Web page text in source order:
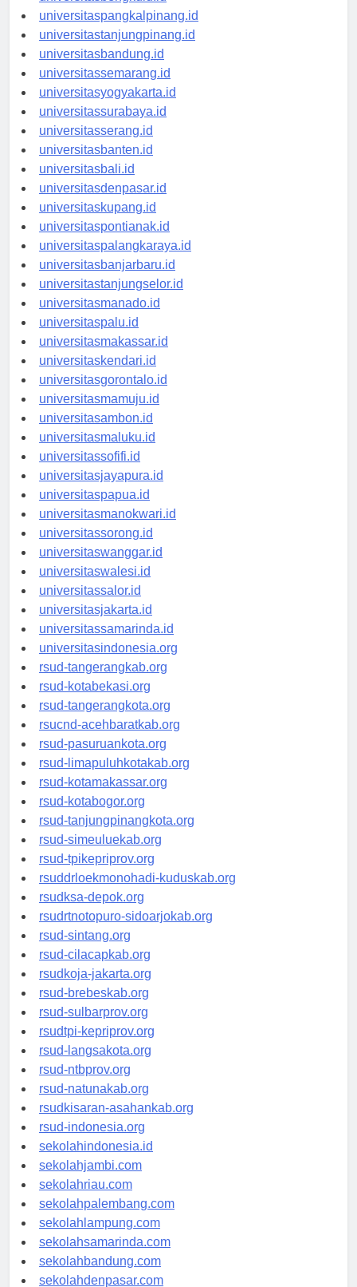
universitasbengkulu.id
universitaspangkalpinang.id
universitastanjungpinang.id
universitasbandung.id
universitassemarang.id
universitasyogyakarta.id
universitassurabaya.id
universitasserang.id
universitasbanten.id
universitasbali.id
universitasdenpasar.id
universitaskupang.id
universitaspontianak.id
universitaspalangkaraya.id
universitasbanjarbaru.id
universitastanjungselor.id
universitasmanado.id
universitaspalu.id
universitasmakassar.id
universitaskendari.id
universitasgorontalo.id
universitasmamuju.id
universitasambon.id
universitasmaluku.id
universitassofifi.id
universitasjayapura.id
universitaspapua.id
universitasmanokwari.id
universitassorong.id
universitaswanggar.id
universitaswalesi.id
universitassalor.id
universitasjakarta.id
universitassamarinda.id
universitasindonesia.org
rsud-tangerangkab.org
rsud-kotabekasi.org
rsud-tangerangkota.org
rsucnd-acehbaratkab.org
rsud-pasuruankota.org
rsud-limapuluhkotakab.org
rsud-kotamakassar.org
rsud-kotabogor.org
rsud-tanjungpinangkota.org
rsud-simeuluekab.org
rsud-tpikepriprov.org
rsuddrloekmonohadi-kuduskab.org
rsudksa-depok.org
rsudrtnotopuro-sidoarjokab.org
rsud-sintang.org
rsud-cilacapkab.org
rsudkoja-jakarta.org
rsud-brebeskab.org
rsud-sulbarprov.org
rsudtpi-kepriprov.org
rsud-langsakota.org
rsud-ntbprov.org
rsud-natunakab.org
rsudkisaran-asahankab.org
rsud-indonesia.org
sekolahindonesia.id
sekolahjambi.com
sekolahriau.com
sekolahpalembang.com
sekolahlampung.com
sekolahsamarinda.com
sekolahbandung.com